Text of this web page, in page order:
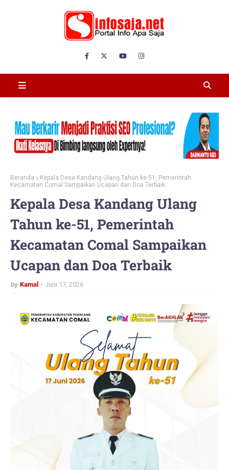
Beranda
Kepala Desa Kandang Ulang Tahun ke-51, Pemerintah
Kecamatan Comal Sampaikan Ucapan dan Doa Terbaik
Kepala Desa Kandang Ulang
Tahun ke-51, Pemerintah
Kecamatan Comal Sampaikan
Ucapan dan Doa Terbaik
by Kamal Juni 17, 2026